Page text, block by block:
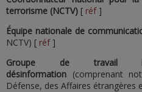
terrorisme (NCTV) [ réf]
Équipe nationale de
NCTV) [ réf]
Groupe de travail
désinformation (comprenant
Défense, des Affaires étrangères